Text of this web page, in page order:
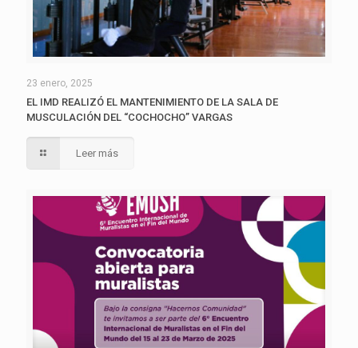
23 enero, 2025
EL IMD REALIZÓ EL MANTENIMIENTO DE LA SALA DE
MUSCULACIÓN DEL “COCHOCHO” VARGAS
Leer más